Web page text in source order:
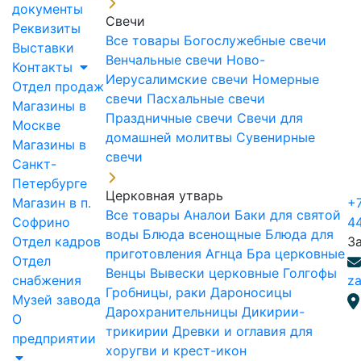
документы
Реквизиты
Выставки
Контакты
Отдел продаж
Магазины в
Москве
Магазины в
Санкт-
Петербурге
Магазин в п.
Софрино
Отдел кадров
Отдел
снабжения
Музей завода
О
предприятии
Свечи
Все товары Богослужебные свечи
Венчальные свечи Ново-
Иерусалимские свечи Номерные
свечи Пасхальные свечи
Праздничные свечи Свечи для
домашней молитвы Сувенирные
свечи
Церковная утварь
Все товары Аналои Баки для святой
воды Блюда всенощные Блюда для
приготовления Агнца Бра церковные
Венцы Вывески церковные Голгофы
Гробницы, раки Дароносицы
Дарохранительницы Дикирии-
трикирии Древки и оглавия для
хоругви и крест-икон